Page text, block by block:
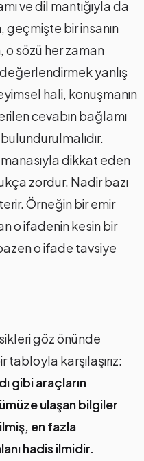
ve dil mantığıyla da
bir insanın
o sözü her zaman
yanlış
hali, konuşmanın
cevabın bağlamı
dikkat eden
zordur. Nadir bazı
Örneğin bir emir
o ifadenin kesin bir
o ifade tavsiye
göz önünde
karşılaşırız:
gibi araçların
ulaşan bilgiler
en fazla
hadis ilmidir.